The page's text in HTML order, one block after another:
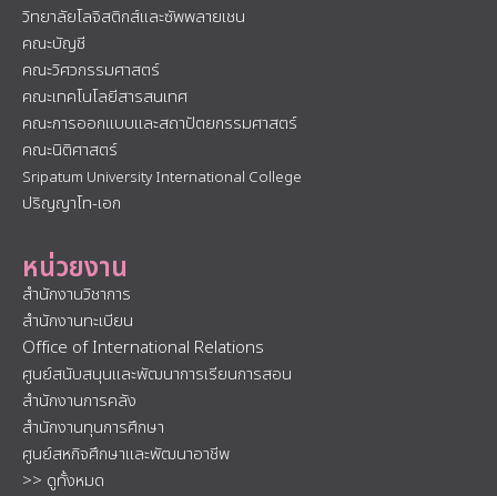
วิทยาลัยโลจิสติกส์และซัพพลายเชน
คณะบัญชี
คณะวิศวกรรมศาสตร์
คณะเทคโนโลยีสารสนเทศ
คณะการออกแบบและสถาปัตยกรรมศาสตร์
คณะนิติศาสตร์
Sripatum University International College
ปริญญาโท-เอก
หน่วยงาน
สำนักงานวิชาการ
สำนักงานทะเบียน
Office of International Relations
ศูนย์สนับสนุนและพัฒนาการเรียนการสอน
สำนักงานการคลัง
สำนักงานทุนการศึกษา
ศูนย์สหกิจศึกษาและพัฒนาอาชีพ
>> ดูทั้งหมด